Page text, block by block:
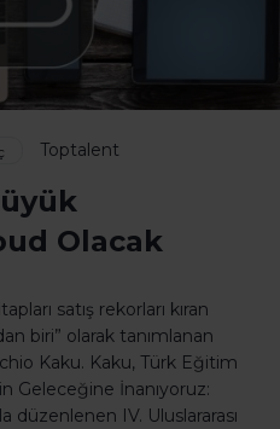
Toptalent
Olacak
satış rekorları kıran
biri” olarak tanımlanan
Kaku. Kaku, Türk Eğitim
Geleceğine İnanıyoruz:
düzenlenen IV. Uluslararası